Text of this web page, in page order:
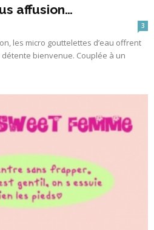
affusion…
3
les micro gouttelettes d’eau offrent
bienvenue. Couplée à un